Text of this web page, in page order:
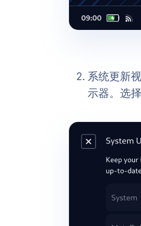
系统更新
示器。选